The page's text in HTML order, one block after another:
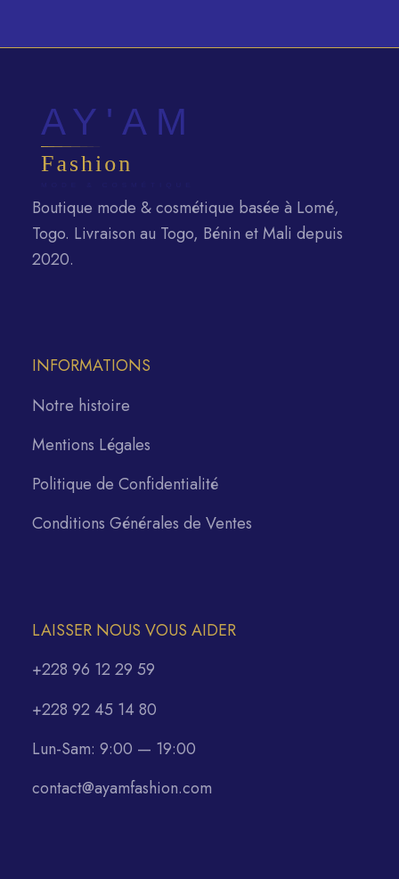
Boutique mode & cosmétique basée à Lomé,
Togo. Livraison au Togo, Bénin et Mali depuis
2020.
INFORMATIONS
Notre histoire
Mentions Légales
Politique de Confidentialité
Conditions Générales de Ventes
LAISSER NOUS VOUS AIDER
+228 96 12 29 59
+228 92 45 14 80
Lun-Sam: 9:00 — 19:00
contact@ayamfashion.com